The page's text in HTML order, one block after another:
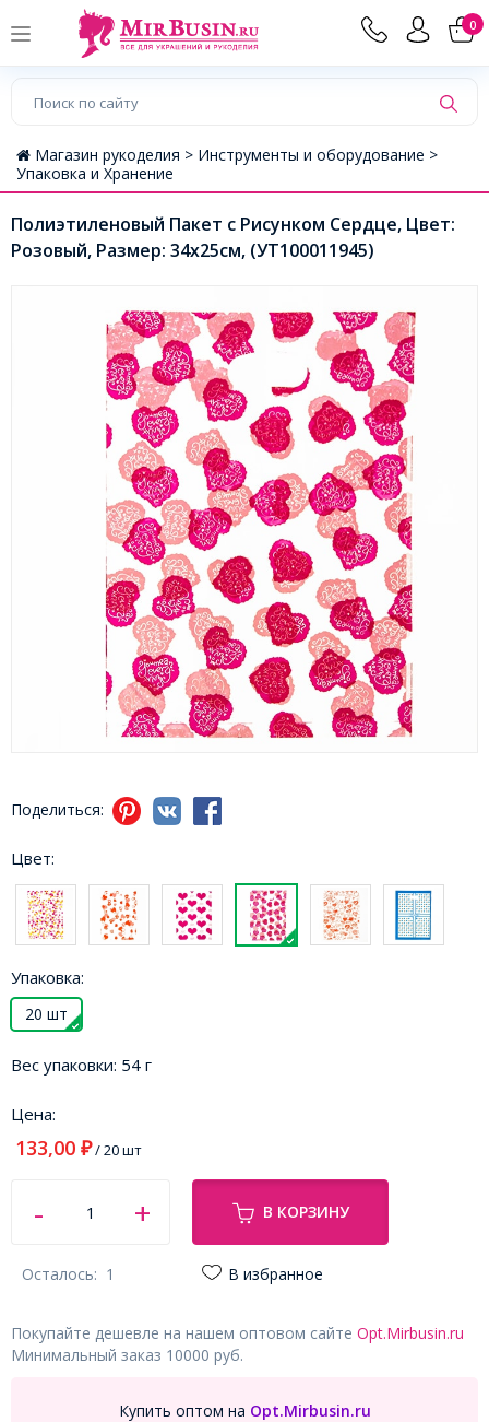
0
Магазин рукоделия > Инструменты и оборудование >
Упаковка и Хранение
Полиэтиленовый Пакет с Рисунком Сердце, Цвет:
Розовый, Размер: 34х25см, (УТ100011945)
Поделиться:
Цвет:
Упаковка:
20 шт
Вес упаковки: 54 г
Цена:
133,00 ₽/ 20 шт
В КОРЗИНУ
Осталось: 1 В избранное
Покупайте дешевле на нашем оптовом сайте Opt.Mirbusin.ru
Минимальный заказ 10000 руб.
Купить оптом на Opt.Mirbusin.ru